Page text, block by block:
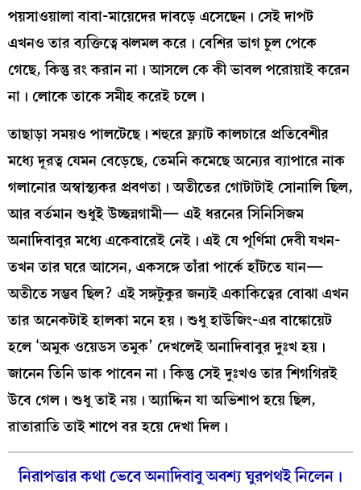
পয়সাওয়ালা বাবা-মায়েদের দাবড়ে এসেছেন। সেই দাপট
এখনও তার ব্যক্তিত্বে ঝলমল করে। বেশির ভাগ চুল পেকে
গেছে, কিন্তু রং করান না। আসলে কে কী ভাবল পরোয়াই করেন
না। লোকে তাকে সমীহ করেই চলে।
তাছাড়া সময়ও পালটেছে। শহুরে ফ্ল্যাট কালচারে প্রতিবেশীর
মধ্যে দূরত্ব যেমন বেড়েছে, তেমনি কমেছে অন্যের ব্যাপারে নাক
গলানোর অস্বাস্থ্যকর প্রবণতা। অতীতের গোটাটাই সোনালি ছিল,
আর বর্তমান শুধুই উচ্ছন্নগামী— এই ধরনের সিনিসিজম
অনাদিবাবুর মধ্যে একেবারেই নেই। এই যে পূর্ণিমা দেবী যখন-
তখন তার ঘরে আসেন, একসঙ্গে তাঁরা পার্কে হাঁটতে যান—
অতীতে সম্ভব ছিল? এই সঙ্গটুকুর জন্যই একাকিত্বের বোঝা এখন
তার অনেকটাই হালকা মনে হয়। শুধু হাউজিং-এর বাঙ্কোয়েট
হলে ‘অমুক ওয়েডস তমুক’ দেখলেই অনাদিবাবুর দুঃখ হয়।
জানেন তিনি ডাক পাবেন না। কিন্তু সেই দুঃখও তার শিগগিরই
উবে গেল। শুধু তাই নয়। অ্যাদ্দিন যা অভিশাপ হয়ে ছিল,
রাতারাতি তাই শাপে বর হয়ে দেখা দিল।
নিরাপত্তার কথা ভেবে অনাদিবাবু অবশ্য ঘুরপথই নিলেন।